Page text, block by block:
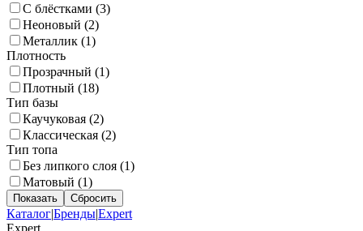
С блёстками (3)
Неоновый (2)
Металлик (1)
Плотность
Прозрачный (1)
Плотный (18)
Тип базы
Каучуковая (2)
Классическая (2)
Тип топа
Без липкого слоя (1)
Матовый (1)
Каталог|Бренды|Expert
Expert